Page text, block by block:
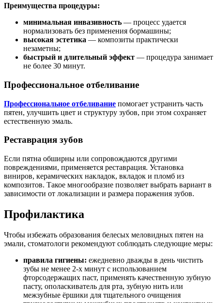
Преимущества процедуры:
минимальная инвазивность — процесс удается
нормализовать без применения бормашины;
высокая эстетика — композиты практически
незаметны;
быстрый и длительный эффект — процедура занимает
не более 30 минут.
Профессиональное отбеливание
Профессиональное отбеливание помогает устранить часть
пятен, улучшить цвет и структуру зубов, при этом сохраняет
естественную эмаль.
Реставрация зубов
Если пятна обширны или сопровождаются другими
повреждениями, применяется реставрация. Установка
виниров, керамических накладок, вкладок и пломб из
композитов. Такое многообразие позволяет выбрать вариант в
зависимости от локализации и размера поражения зубов.
Профилактика
Чтобы избежать образования белесых меловидных пятен на
эмали, стоматологи рекомендуют соблюдать следующие меры:
правила гигиены: ежедневно дважды в день чистить
зубы не менее 2-х минут с использованием
фторсодержащих паст, применять качественную зубную
пасту, ополаскиватель для рта, зубную нить или
межзубные ёршики для тщательного очищения